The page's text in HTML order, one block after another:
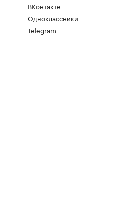
ВКонтакте
Одноклассники
Telegram